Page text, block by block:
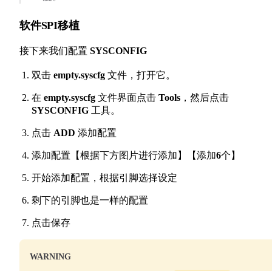
软件SPI移植
接下来我们配置 SYSCONFIG
双击 empty.syscfg 文件，打开它。
在 empty.syscfg 文件界面点击 Tools ，然后点击
SYSCONFIG 工具。
点击 ADD 添加配置
添加配置【根据下方图片进行添加】【添加6个】
开始添加配置，根据引脚选择设定
剩下的引脚也是一样的配置
点击保存
WARNING